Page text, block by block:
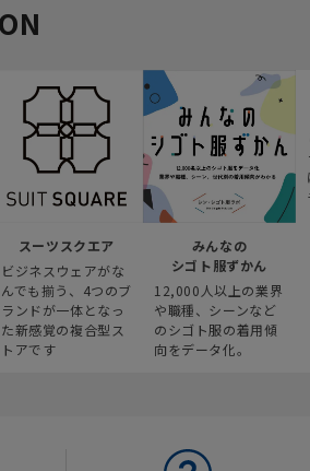
スーツスクエア
ビジネスウェアがな
んでも揃う、4つのブ
ランドが一体となっ
た新感覚の複合型ス
トアです
みんなの
シゴト服ずかん
12,000人以上の業界
や職種、シーンなど
のシゴト服の着用傾
向をデータ化。